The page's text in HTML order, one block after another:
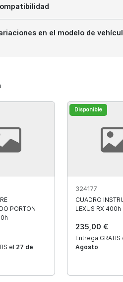
en el modelo de
PORTON
el 27 de
Disponible
324177
CUADRO
LEXUS RX 400h
235,00 €
Entrega GRATIS
Agosto